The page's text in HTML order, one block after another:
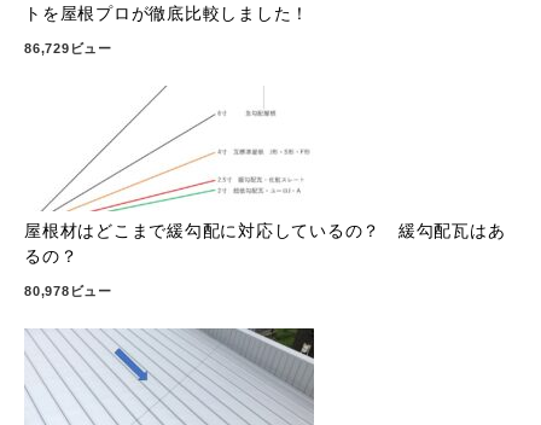
トを屋根プロが徹底比較しました！
86,729ビュー
屋根材はどこまで緩勾配に対応しているの？ 緩勾配瓦はあ
るの？
80,978ビュー